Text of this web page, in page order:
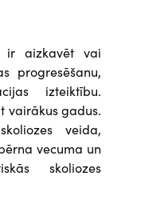
ir aizkavēt vai
progresēšanu,
izteiktību.
vairākus gadus.
veida,
vecuma un
skoliozes